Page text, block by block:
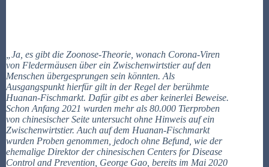
„Ja, es gibt die Zoonose-Theorie, wonach Corona-Viren
von Fledermäusen über ein Zwischenwirtstier auf den
Menschen übergesprungen sein könnten. Als
Ausgangspunkt hierfür gilt in der Regel der berühmte
Huanan-Fischmarkt. Dafür gibt es aber keinerlei Beweise.
Schon Anfang 2021 wurden mehr als 80.000 Tierproben
von chinesischer Seite untersucht ohne Hinweis auf ein
Zwischenwirtstier. Auch auf dem Huanan-Fischmarkt
wurden Proben genommen, jedoch ohne Befund, wie der
ehemalige Direktor der chinesischen Centers for Disease
Control and Prevention, George Gao, bereits im Mai 2020